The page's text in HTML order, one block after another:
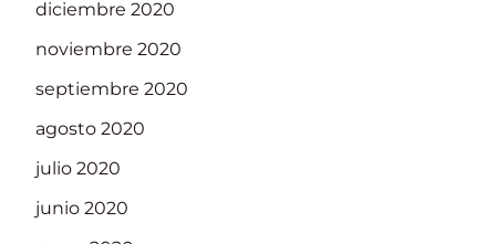
diciembre 2020
noviembre 2020
septiembre 2020
agosto 2020
julio 2020
junio 2020